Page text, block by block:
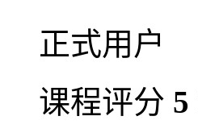
正式用户
课程评分 5